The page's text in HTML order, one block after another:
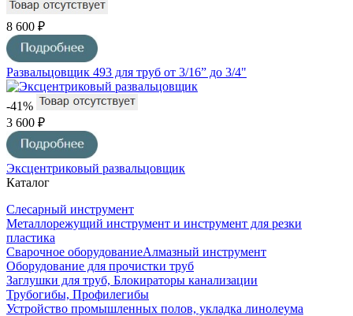
8 600 ₽
Развальцовщик 493 для труб от 3/16” до 3/4"
-41%
3 600 ₽
Эксцентриковый развальцовщик
Каталог
Слесарный инструмент
Металлорежущий инструмент и инструмент для резки
пластика
Сварочное оборудованиеАлмазный инструмент
Оборудование для прочистки труб
Заглушки для труб, Блокираторы канализации
Трубогибы, Профилегибы
Устройство промышленных полов, укладка линолеума